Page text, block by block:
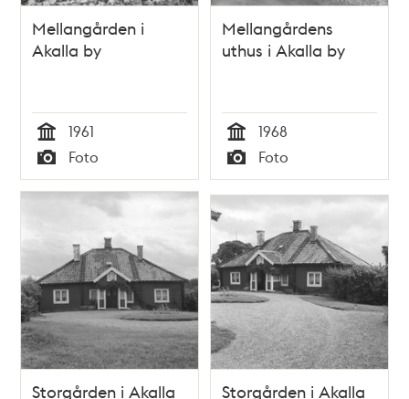
Mellangården i
Akalla by
Tid
1961
Typ
Foto
Mellangårdens
uthus i Akalla by
Tid
1968
Typ
Foto
Storgården i Akalla
Storgården i Akalla